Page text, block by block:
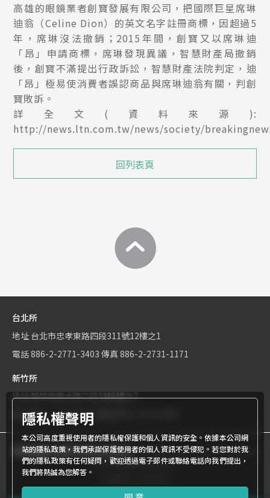
高雄的眼鏡業者創寶發展有限公司，把國際巨星席琳
迪翁（Celine Dion）的英文名字註冊商標，因超過5
年，席琳沒法撤銷；2015年間，創寶又以席琳迪
「昂」申請商標，席琳發現異議，智慧財產局撤銷
後，創寶不滿提出行政訴訟，智慧財產法院判定，迪
「昂」極易使消費者誤認商品與席琳迪翁有關，判創
寶敗訴。
詳全文(資料來源):
http://news.ltn.com.tw/news/society/
回列表頁
台北所
地址 台北市忠孝東路四段311號12樓之1
電話886-2-2771-3403 傳真 886-2-2731-1171
新竹所
地址新竹市東大路二段1號6樓之2
電話886-3-534-9161
商標權屬世界專利有限公司所有© World Patent Limited Company
Inc All Rights Reserved.
隱私權聲明
本公司高度重視使用者的隱私權保護和個人資訊的安全。依據本公司網
站的隱私政策，我們承諾保護使用者的個人資訊不受侵犯。若您對於我
們的隱私政策有任何疑問，歡迎透過電子郵件或聯絡電話向我們提出，
我們將熱誠為您解答。